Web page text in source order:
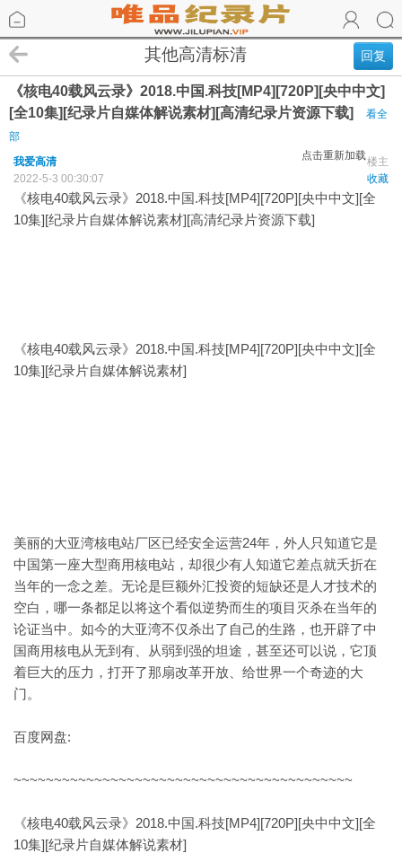
回复
其他高清标清
《核电40载风云录》2018.中国.科技[MP4][720P][央中中文]
[全10集][纪录片自媒体解说素材][高清纪录片资源下载]
看全
部
点击重新加载楼主
我爱高清
收藏
2022-5-3 00:30:07
《核电40载风云录》2018.中国.科技[MP4][720P][央中中文][全
10集][纪录片自媒体解说素材][高清纪录片资源下载]
《核电40载风云录》2018.中国.科技[MP4][720P][央中中文][全
10集][纪录片自媒体解说素材]
美丽的大亚湾核电站厂区已经安全运营24年，外人只知道它是
中国第一座大型商用核电站，却很少有人知道它差点就夭折在
当年的一念之差。无论是巨额外汇投资的短缺还是人才技术的
空白，哪一条都足以将这个看似逆势而生的项目灭杀在当年的
论证当中。如今的大亚湾不仅杀出了自己的生路，也开辟了中
国商用核电从无到有、从弱到强的坦途，甚至还可以说，它顶
着巨大的压力，打开了那扇改革开放、给世界一个奇迹的大
门。
百度网盘:
~~~~~~~~~~~~~~~~~~~~~~~~~~~~~~~~~~~~~~~~~~
《核电40载风云录》2018.中国.科技[MP4][720P][央中中文][全
10集][纪录片自媒体解说素材]